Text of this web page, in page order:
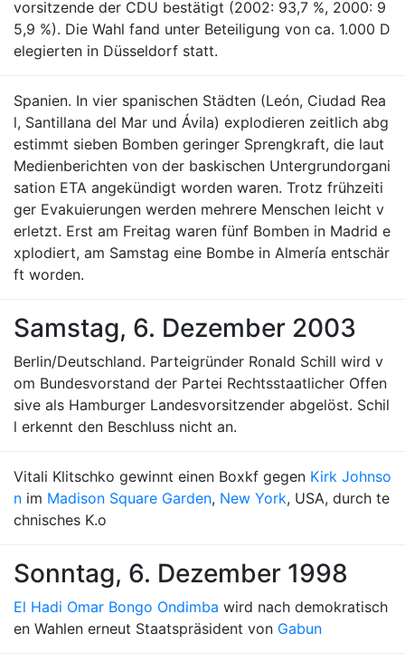
vorsitzende der CDU bestätigt (2002: 93,7 %, 2000: 9
5,9 %). Die Wahl fand unter Beteiligung von ca. 1.000 D
elegierten in Düsseldorf statt.
Spanien. In vier spanischen Städten (León, Ciudad Rea
l, Santillana del Mar und Ávila) explodieren zeitlich abg
estimmt sieben Bomben geringer Sprengkraft, die laut
Medienberichten von der baskischen Untergrundorgani
sation ETA angekündigt worden waren. Trotz frühzeiti
ger Evakuierungen werden mehrere Menschen leicht v
erletzt. Erst am Freitag waren fünf Bomben in Madrid e
xplodiert, am Samstag eine Bombe in Almería entschär
ft worden.
Samstag, 6. Dezember 2003
Berlin/Deutschland. Parteigründer Ronald Schill wird v
om Bundesvorstand der Partei Rechtsstaatlicher Offen
sive als Hamburger Landesvorsitzender abgelöst. Schil
l erkennt den Beschluss nicht an.
Vitali Klitschko gewinnt einen Boxkf gegen Kirk Johnso
n im Madison Square Garden, New York, USA, durch te
chnisches K.o
Sonntag, 6. Dezember 1998
El Hadi Omar Bongo Ondimba wird nach demokratisch
en Wahlen erneut Staatspräsident von Gabun